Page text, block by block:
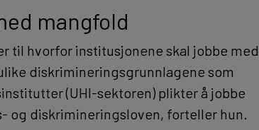
mangfold
til hvorfor institusjonene skal jobbe med
diskrimineringsgrunnlagene som
(UHI-sektoren) plikter å jobbe
og diskrimineringsloven, forteller hun.